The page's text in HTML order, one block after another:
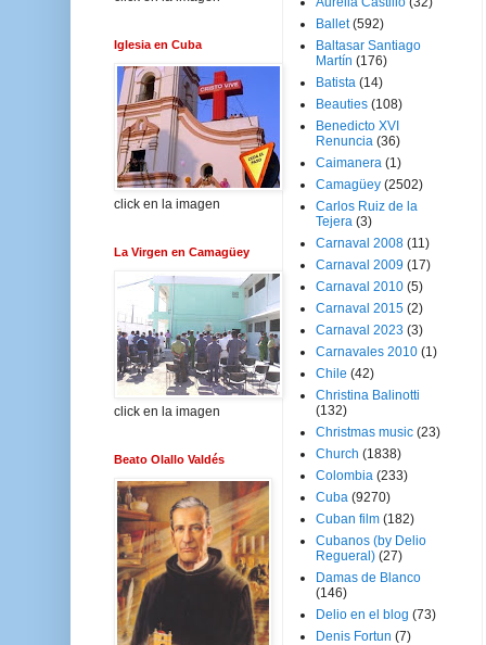
Iglesia en Cuba
click en la imagen
La Virgen en Camagüey
click en la imagen
Beato Olallo Valdés
Ballet (592)
Baltasar Santiago
Martín (176)
Batista (14)
Beauties (108)
Benedicto XVI
Renuncia (36)
Caimanera (1)
Camagüey (2502)
Carlos Ruiz de la
Tejera (3)
Carnaval 2008 (11)
Carnaval 2009 (17)
Carnaval 2010 (5)
Carnaval 2015 (2)
Carnaval 2023 (3)
Carnavales 2010 (1)
Chile (42)
Christina Balinotti
(132)
Christmas music (23)
Church (1838)
Colombia (233)
Cuba (9270)
Cuban film (182)
Cubanos (by Delio
Regueral) (27)
Damas de Blanco
(146)
Delio en el blog (73)
Denis Fortun (7)